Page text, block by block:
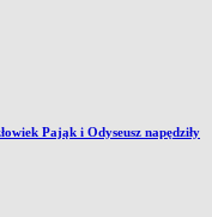
Pająk i Odyseusz napędziły